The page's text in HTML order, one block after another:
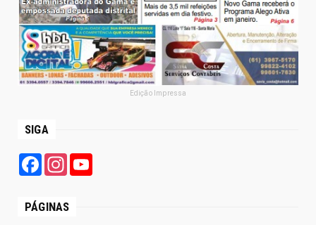
Edição Impressa
SIGA
FacebookInstagram
PÁGINAS